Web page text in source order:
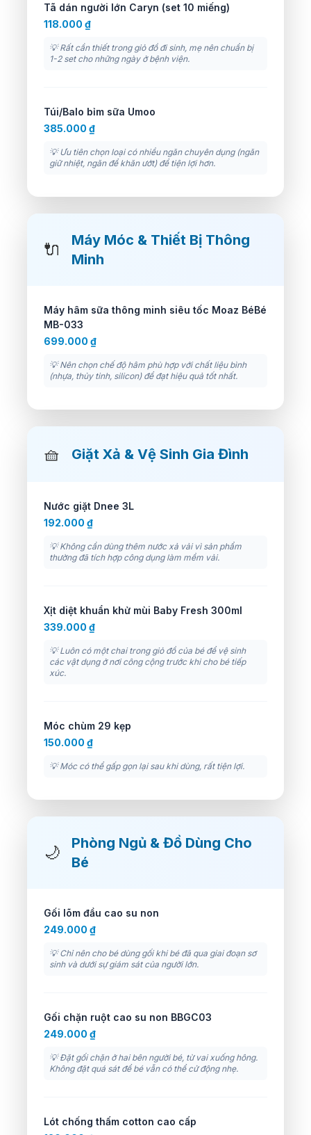
Tã dán người lớn Caryn (set 10 miếng)
118.000 ₫
💡 Rất cần thiết trong giỏ đồ đi sinh, mẹ nên chuẩn bị
1-2 set cho những ngày ở bệnh viện.
Túi/Balo bỉm sữa Umoo
385.000 ₫
💡 Ưu tiên chọn loại có nhiều ngăn chuyên dụng (ngăn
giữ nhiệt, ngăn để khăn ướt) để tiện lợi hơn.
🔌
Máy Móc & Thiết Bị Thông
Minh
Máy hâm sữa thông minh siêu tốc Moaz BéBé
MB-033
699.000 ₫
💡 Nên chọn chế độ hâm phù hợp với chất liệu bình
(nhựa, thủy tinh, silicon) để đạt hiệu quả tốt nhất.
🧺 Giặt Xả & Vệ Sinh Gia Đình
Nước giặt Dnee 3L
192.000 ₫
💡 Không cần dùng thêm nước xả vải vì sản phẩm
thường đã tích hợp công dụng làm mềm vải.
Xịt diệt khuẩn khử mùi Baby Fresh 300ml
339.000 ₫
💡 Luôn có một chai trong giỏ đồ của bé để vệ sinh
các vật dụng ở nơi công cộng trước khi cho bé tiếp
xúc.
Móc chùm 29 kẹp
150.000 ₫
💡 Móc có thể gấp gọn lại sau khi dùng, rất tiện lợi.
🌙
Phòng Ngủ & Đồ Dùng Cho
Bé
Gối lõm đầu cao su non
249.000 ₫
💡 Chỉ nên cho bé dùng gối khi bé đã qua giai đoạn sơ
sinh và dưới sự giám sát của người lớn.
Gối chặn ruột cao su non BBGC03
249.000 ₫
💡 Đặt gối chặn ở hai bên người bé, từ vai xuống hông.
Không đặt quá sát để bé vẫn có thể cử động nhẹ.
Lót chống thấm cotton cao cấp